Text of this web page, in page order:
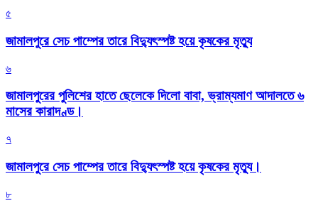
৫
জামালপুরে সেচ পাম্পের তারে বিদ্যুৎস্পষ্ট হয়ে কৃষকের মৃত্যু
৬
জামালপুরের পুলিশের হাতে ছেলেকে দিলো বাবা, ভ্রাম্যমাণ আদালতে ৬
মাসের কারাদণ্ড।
৭
জামালপুরে সেচ পাম্পের তারে বিদ্যুৎস্পষ্ট হয়ে কৃষকের মৃত্যু।
৮